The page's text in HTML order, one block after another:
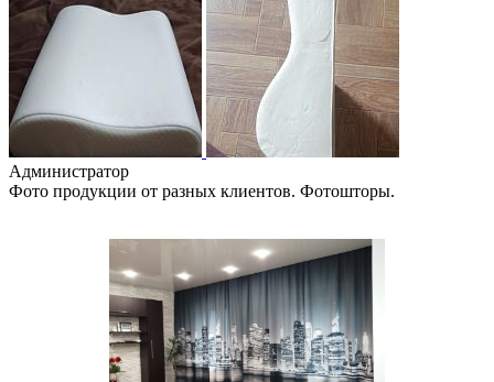
Администратор
Фото продукции от разных клиентов. Фотошторы.